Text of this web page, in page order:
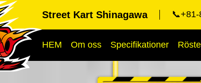
Street Kart Shinagawa
HEM Om oss Specifikationer